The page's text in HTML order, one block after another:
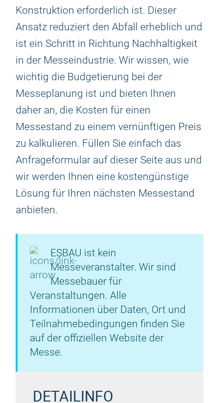
Konstruktion erforderlich ist. Dieser
Ansatz reduziert den Abfall erheblich und
ist ein Schritt in Richtung Nachhaltigkeit
in der Messeindustrie. Wir wissen, wie
wichtig die Budgetierung bei der
Messeplanung ist und bieten Ihnen
daher an, die Kosten für einen
Messestand zu einem vernünftigen Preis
zu kalkulieren. Füllen Sie einfach das
Anfrageformular auf dieser Seite aus und
wir werden Ihnen eine kostengünstige
Lösung für Ihren nächsten Messestand
anbieten.
ESBAU ist kein
Messeveranstalter. Wir sind
Messebauer für
Veranstaltungen. Alle
Informationen über Daten, Ort und
Teilnahmebedingungen finden Sie
auf der offiziellen Website der
Messe.
DETAILINFO